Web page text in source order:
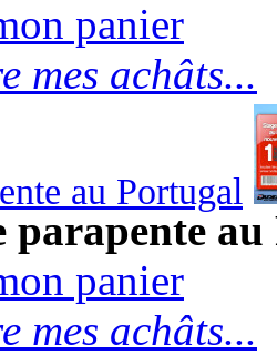
panier
mes achâts...
au Portugal
parapente
panier
mes achâts...